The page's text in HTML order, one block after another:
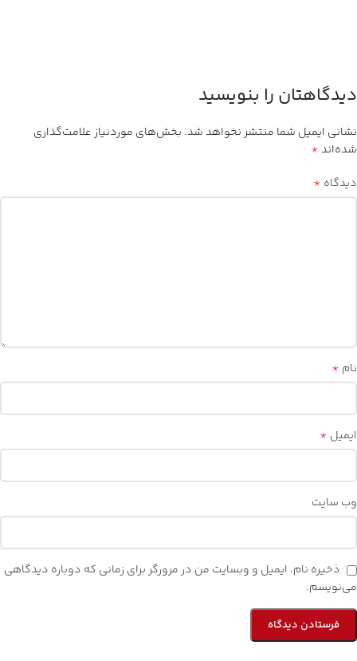
دیدگاهتان را بنویسید
نشانی ایمیل شما منتشر نخواهد شد. بخش‌های موردنیاز علامت‌گذاری
شده‌اند *
دیدگاه *
نام *
ایمیل *
وب‌ سایت
ذخیره نام، ایمیل و وبسایت من در مرورگر برای زمانی که دوباره دیدگاهی
می‌نویسم.